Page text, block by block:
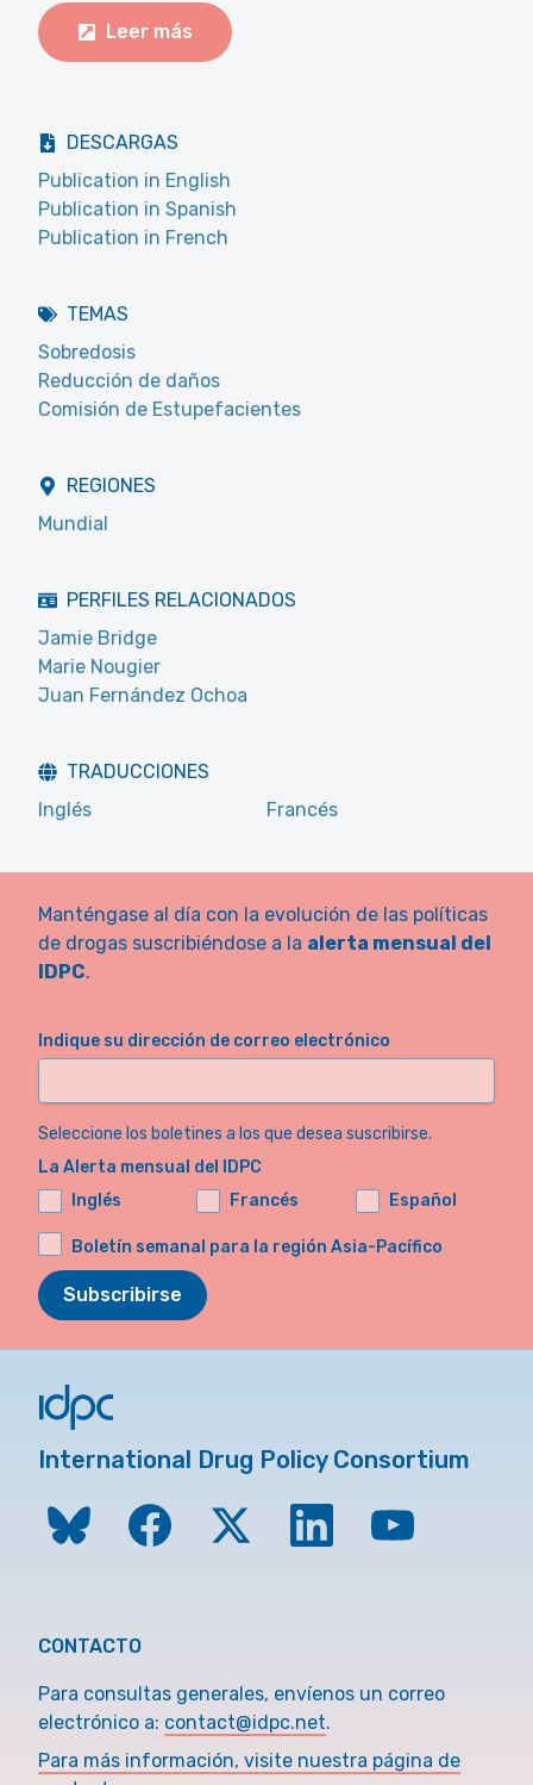
Leer más
DESCARGAS
Publication in English
Publication in Spanish
Publication in French
TEMAS
Sobredosis
Reducción de daños
Comisión de Estupefacientes
REGIONES
Mundial
PERFILES RELACIONADOS
Jamie Bridge
Marie Nougier
Juan Fernández Ochoa
TRADUCCIONES
Inglés
Francés
Manténgase al día con la evolución de las políticas
de drogas suscribiéndose a la alerta mensual del
IDPC.
Indique su dirección de correo electrónico
Seleccione los boletines a los que desea suscribirse.
La Alerta mensual del IDPC
Inglés
Francés Español
Boletín semanal para la región Asia-Pacífico
Subscribirse
International Drug Policy Consortium
CONTACTO
Para consultas generales, envíenos un correo
electrónico a: contact@idpc.net.
Para más información, visite nuestra página de